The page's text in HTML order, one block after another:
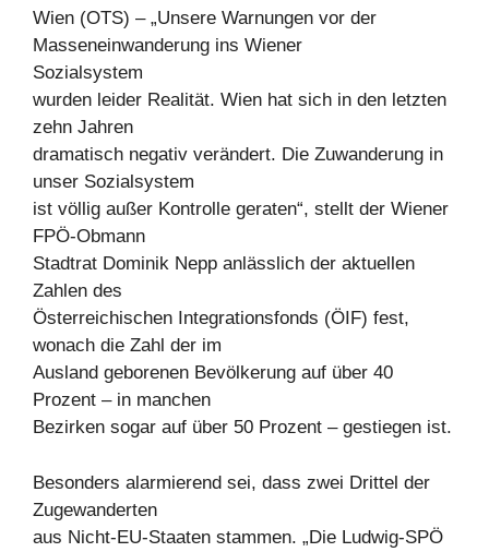
Wien (OTS) – „Unsere Warnungen vor der
Masseneinwanderung ins Wiener
Sozialsystem
wurden leider Realität. Wien hat sich in den letzten
zehn Jahren
dramatisch negativ verändert. Die Zuwanderung in
unser Sozialsystem
ist völlig außer Kontrolle geraten“, stellt der Wiener
FPÖ-Obmann
Stadtrat Dominik Nepp anlässlich der aktuellen
Zahlen des
Österreichischen Integrationsfonds (ÖIF) fest,
wonach die Zahl der im
Ausland geborenen Bevölkerung auf über 40
Prozent – in manchen
Bezirken sogar auf über 50 Prozent – gestiegen ist.
Besonders alarmierend sei, dass zwei Drittel der
Zugewanderten
aus Nicht-EU-Staaten stammen. „Die Ludwig-SPÖ